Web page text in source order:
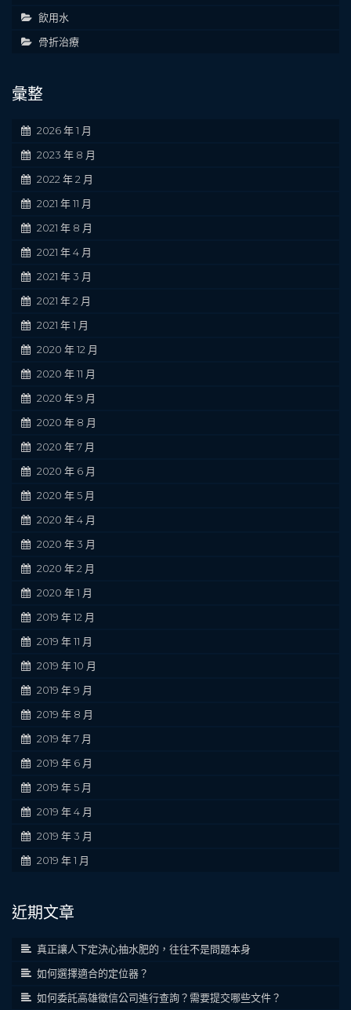
飲用水
骨折治療
彙整
2026 年 1 月
2023 年 8 月
2022 年 2 月
2021 年 11 月
2021 年 8 月
2021 年 4 月
2021 年 3 月
2021 年 2 月
2021 年 1 月
2020 年 12 月
2020 年 11 月
2020 年 9 月
2020 年 8 月
2020 年 7 月
2020 年 6 月
2020 年 5 月
2020 年 4 月
2020 年 3 月
2020 年 2 月
2020 年 1 月
2019 年 12 月
2019 年 11 月
2019 年 10 月
2019 年 9 月
2019 年 8 月
2019 年 7 月
2019 年 6 月
2019 年 5 月
2019 年 4 月
2019 年 3 月
2019 年 1 月
近期文章
真正讓人下定決心抽水肥的，往往不是問題本身
如何選擇適合的定位器？
如何委託高雄徵信公司進行查詢？需要提交哪些文件？